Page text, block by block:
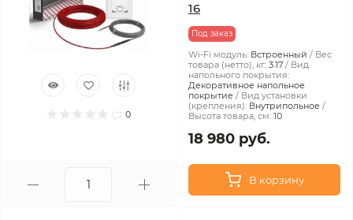
0
16
Под заказ
Wi-Fi модуль: Встроенный
Вес
товара (нетто), кг: 3.17
Вид
напольного покрытия:
Декоративное напольное
покрытие
Вид установки
(крепления): Внутрипольное
Высота товара, см: 10
18 980 руб.
В корзину